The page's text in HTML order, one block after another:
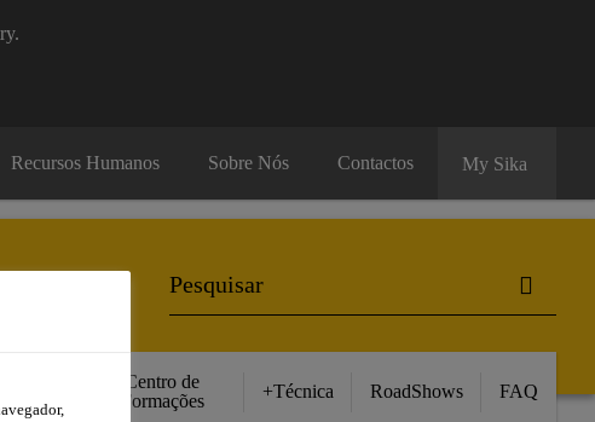
Recursos Humanos Sobre Nós Contactos My Sika
Centro de
Formações
+Técnica RoadShows FAQ